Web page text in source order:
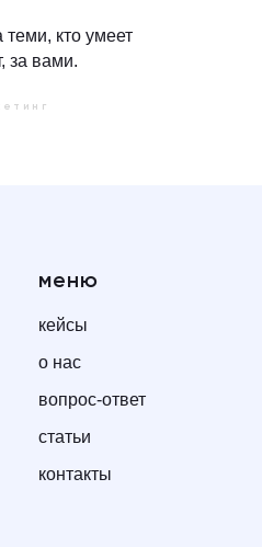
кто умеет
за вами.
меню
кейсы
о нас
вопрос-ответ
статьи
контакты